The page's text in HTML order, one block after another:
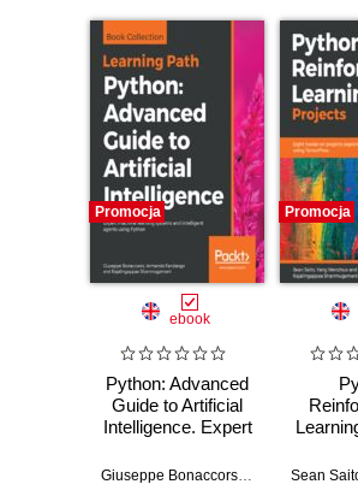
Promocja
ebook
Python: Advanced
Guide to Artificial
Intelligence. Expert
systems and
Rajalingappaa
Promocja
Sean